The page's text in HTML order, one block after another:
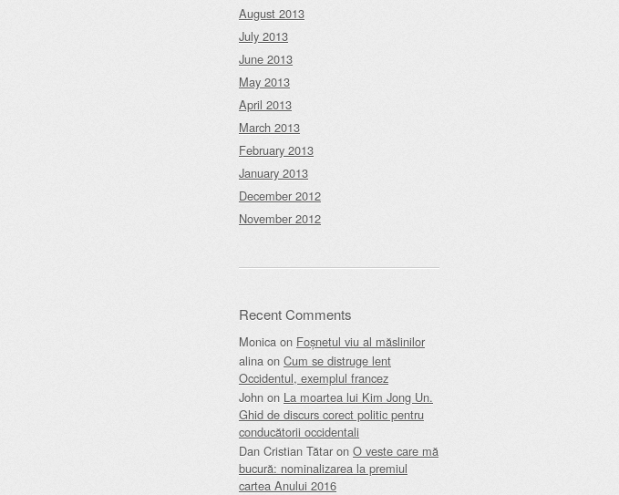
August 2013
July 2013
June 2013
May 2013
April 2013
March 2013
February 2013
January 2013
December 2012
November 2012
Recent Comments
Monica on Foșnetul viu al măslinilor
alina on Cum se distruge lent
Occidentul, exemplul francez
John on La moartea lui Kim Jong Un.
Ghid de discurs corect politic pentru
conducătorii occidentali
Dan Cristian Tătar on O veste care mă
bucură: nominalizarea la premiul
cartea Anului 2016